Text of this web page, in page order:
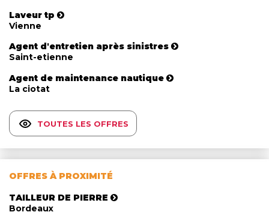
Laveur tp
Vienne
Agent d'entretien après sinistres
Saint-etienne
Agent de maintenance nautique
La ciotat
TOUTES LES OFFRES
OFFRES À PROXIMITÉ
TAILLEUR DE PIERRE
Bordeaux